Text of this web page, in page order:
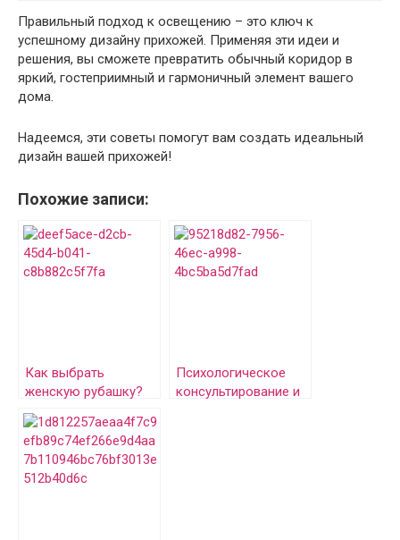
Правильный подход к освещению – это ключ к
успешному дизайну прихожей. Применяя эти идеи и
решения, вы сможете превратить обычный коридор в
яркий, гостеприимный и гармоничный элемент вашего
дома.
Надеемся, эти советы помогут вам создать идеальный
дизайн вашей прихожей!
Похожие записи:
Как выбрать
женскую рубашку?
Психологическое
консультирование и